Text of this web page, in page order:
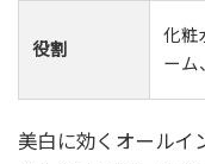
役割
化粧
ーム
美白に効くオールイ